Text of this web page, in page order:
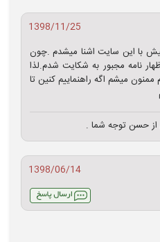
1398/11/25
بسیار عالی بود .ای کاش ده روز پیش با این سایت اشنا میشدم .چون
نامه مجبور به شکایت شدم.لذا
میشم اگه راهنماییم کنین تا
از حسن توجه شما .
1398/06/14